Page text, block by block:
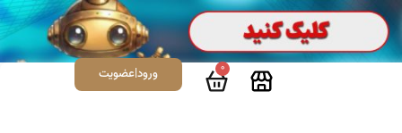
0 ورود|عضویت